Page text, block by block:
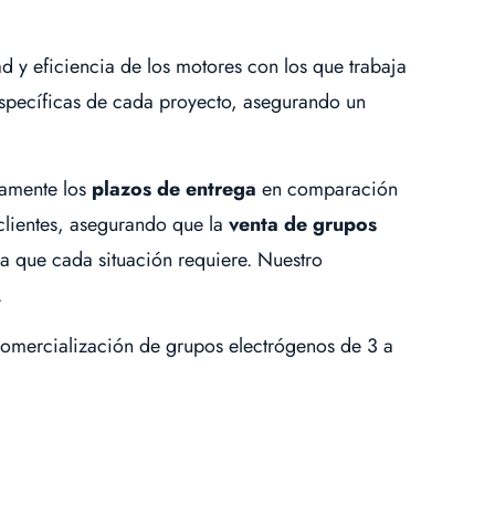
y eficiencia de los motores con los que trabaja
de cada proyecto, asegurando un
los plazos de entrega en comparación
asegurando que la venta de grupos
que cada situación requiere. Nuestro
de grupos electrógenos de 3 a